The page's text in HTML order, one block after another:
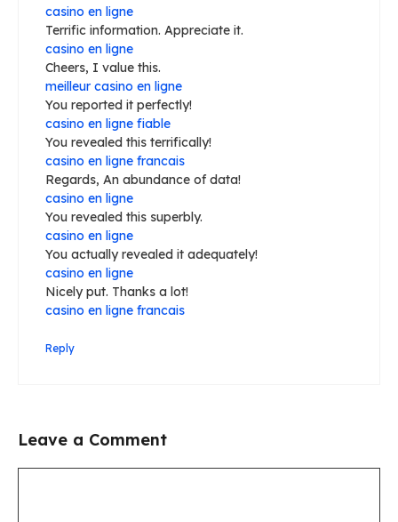
casino en ligne
Terrific information. Appreciate it.
casino en ligne
Cheers, I value this.
meilleur casino en ligne
You reported it perfectly!
casino en ligne fiable
You revealed this terrifically!
casino en ligne francais
Regards, An abundance of data!
casino en ligne
You revealed this superbly.
casino en ligne
You actually revealed it adequately!
casino en ligne
Nicely put. Thanks a lot!
casino en ligne francais
Reply
Leave a Comment